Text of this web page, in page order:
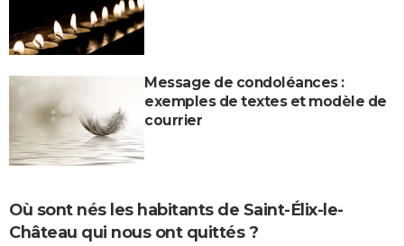
Message de condoléances :
exemples de textes et modèle de
courrier
Où sont nés les habitants de Saint-Élix-le-
Château qui nous ont quittés ?